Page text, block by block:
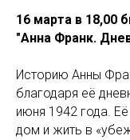
16 марта в 18,00
"Анна Франк.
Историю Анны
благодаря её
июня 1942 года.
дом и жить в